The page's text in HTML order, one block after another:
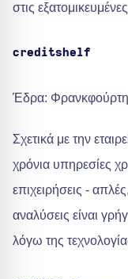
στις
creditshelf
Έδρα: Φρανκφούρτη
Σχετικά με την
χρόνια υπηρεσίες
επιχειρήσεις -
αναλύσεις είναι
λόγω της